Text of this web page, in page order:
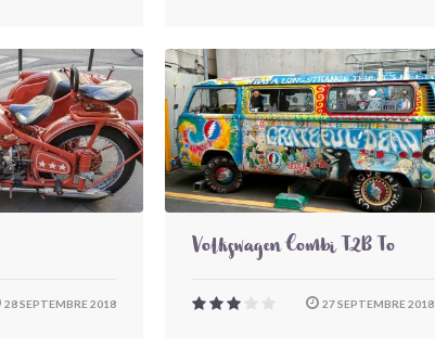
28 SEPTEMBRE 2018
Volkswagen Combi T2B To
27 SEPTEMBRE 2018